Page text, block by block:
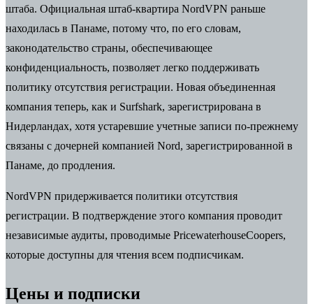
штаба. Официальная штаб-квартира NordVPN раньше
находилась в Панаме, потому что, по его словам,
законодательство страны, обеспечивающее
конфиденциальность, позволяет легко поддерживать
политику отсутствия регистрации. Новая объединенная
компания теперь, как и Surfshark, зарегистрирована в
Нидерландах, хотя устаревшие учетные записи по-прежнему
связаны с дочерней компанией Nord, зарегистрированной в
Панаме, до продления.
NordVPN придерживается политики отсутствия
регистрации. В подтверждение этого компания проводит
независимые аудиты, проводимые PricewaterhouseCoopers,
которые доступны для чтения всем подписчикам.
Цены и подписки